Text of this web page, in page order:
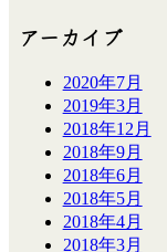
アーカイブ
2020年7月
2019年3月
2018年12月
2018年9月
2018年6月
2018年5月
2018年4月
2018年3月